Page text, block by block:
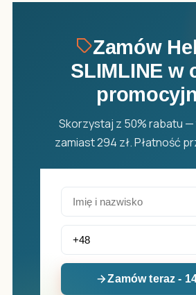
Zamów
SLIMLINE w
Skorzystaj z 50% rabatu —
zamiast 294 zł. Płatność
Zamów teraz -